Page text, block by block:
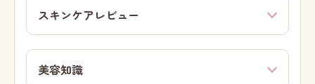
スキンケアレビュー
美容知識